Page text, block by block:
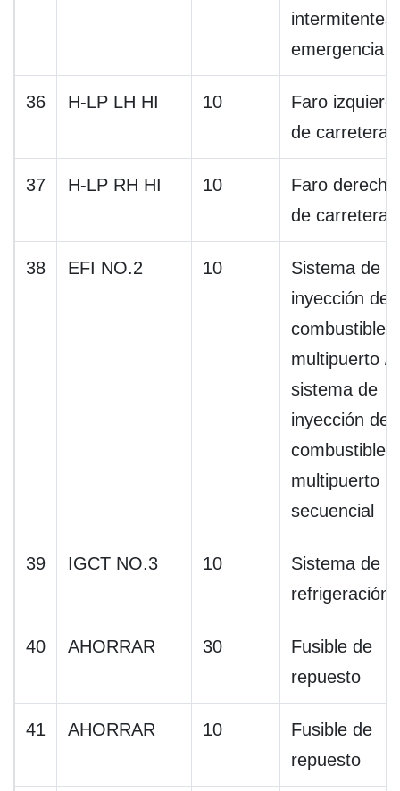
intermitentes
emergencia
36 H-LP LH HI 10
Faro
de carretera)
37 H-LP RH HI 10
Faro
de carretera)
38 EFI NO.2 10
Sistema de
inyección de
combustible
multipuerto /
sistema de
inyección de
combustible
multipuerto
secuencial
39 IGCT NO.3 10
Sistema de
refrigeración
40 AHORRAR 30
Fusible de
repuesto
41 AHORRAR 10
Fusible de
repuesto